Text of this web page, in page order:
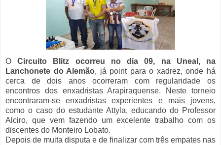
O Circuito Blitz ocorreu no dia 09, na Uneal, na
Lanchonete do Alemão, já point para o xadrez, onde há
cerca de dois anos ocorreram com regularidade os
encontros dos enxadristas Arapiraquense. Neste torneio
encontraram-se enxadristas experientes e mais jovens,
como o caso do estudante Attyla, educando do Professor
Alciro, que vem fazendo um excelente trabalho com os
discentes do Monteiro Lobato.
Depois de muita disputa e de finalizar com três empates nas